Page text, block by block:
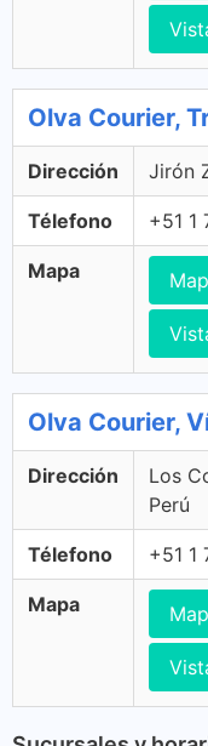
Olva Courier,
Dirección Jirón
Télefono +51 1
Mapa
Olva Courier,
Dirección
Los
Perú
Télefono +51 1
Mapa